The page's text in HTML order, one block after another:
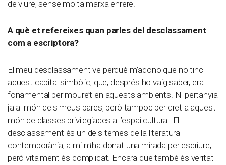
de viure, sense molta marxa enrere.
A què et refereixes quan parles del desclassament
com a escriptora?
El meu desclassament ve perquè m’adono que no tinc
aquest capital simbòlic, que, després ho vaig saber, era
fonamental per moure’t en aquests ambients. Ni pertanyia
ja al món dels meus pares, però tampoc per dret a aquest
món de classes privilegiades a l’espai cultural. El
desclassament és un dels temes de la literatura
contemporània; a mi m’ha donat una mirada per escriure,
però vitalment és complicat. Encara que també és veritat